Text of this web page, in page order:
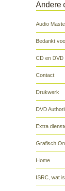
Andere
Audio
Bedankt
CD en DVD
Contact
Drukwerk
DVD
Extra
Grafisch
Home
ISRC, wat